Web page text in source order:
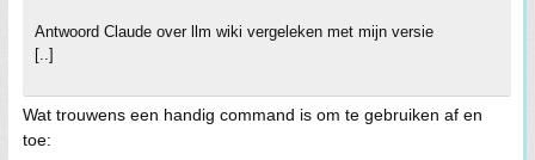
Antwoord Claude over llm wiki vergeleken met mijn versie
[..]
Wat trouwens een handig command is om te gebruiken af en
toe: